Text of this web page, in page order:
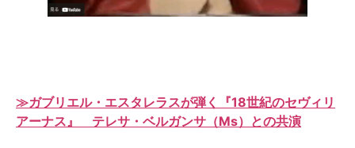
≫ガブリエル・エスタレラスが弾く『18世紀のセヴィリ
アーナス』 テレサ・ベルガンサ（Ms）との共演